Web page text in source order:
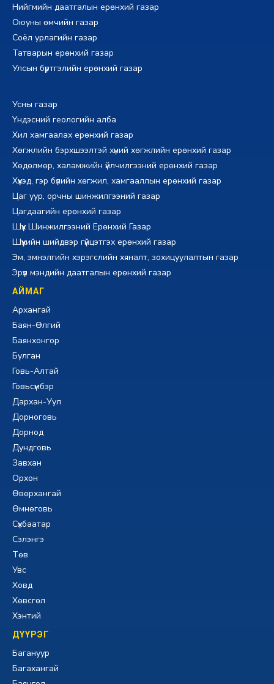
Нийгмийн даатгалын ерөнхий газар
Оюуны өмчийн газар
Соёл урлагийн газар
Татварын ерөнхий газар
Улсын бүртгэлийн ерөнхий газар
Усны газар
Үндэсний геологийн алба
Хил хамгаалах ерөнхий газар
Хөгжлийн бэрхшээлтэй хүний хөгжлийн ерөнхий газар
Хөдөлмөр, халамжийн үйлчилгээний ерөнхий газар
Хүүхэд, гэр бүлийн хөгжил, хамгааллын ерөнхий газар
Цаг уур, орчны шинжилгээний газар
Цагдаагийн ерөнхий газар
Шүүх Шинжилгээний Ерөнхий Газар
Шүүхийн шийдвэр гүйцэтгэх ерөнхий газар
Эм, эмнэлгийн хэрэгслийн хяналт, зохицуулалтын газар
Эрүүл мэндийн даатгалын ерөнхий газар
АЙМАГ
Архангай
Баян-Өлгий
Баянхонгор
Булган
Говь-Алтай
Говьсүмбэр
Дархан-Уул
Дорноговь
Дорнод
Дундговь
Завхан
Орхон
Өвөрхангай
Өмнөговь
Сүхбаатар
Сэлэнгэ
Төв
Увс
Ховд
Хөвсгөл
Хэнтий
ДҮҮРЭГ
Багануур
Багахангай